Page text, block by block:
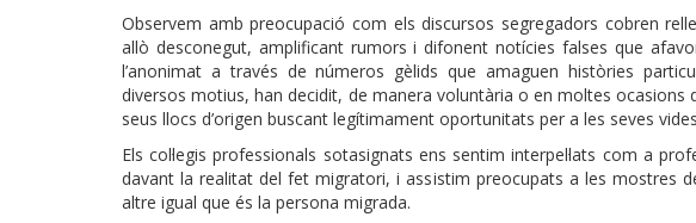
Observem amb preocupació com els discursos segregadors cobren
allò desconegut, amplificant rumors i difonent notícies falses que
l’anonimat a través de números gèlids que amaguen històries
diversos motius, han decidit, de manera voluntària o en moltes ocasions
seus llocs d’origen buscant legítimament oportunitats per a les seves
Els col·legis professionals sotasignats ens sentim interpel·lats com a
davant la realitat del fet migratori, i assistim preocupats a les mostres
altre igual que és la persona migrada.